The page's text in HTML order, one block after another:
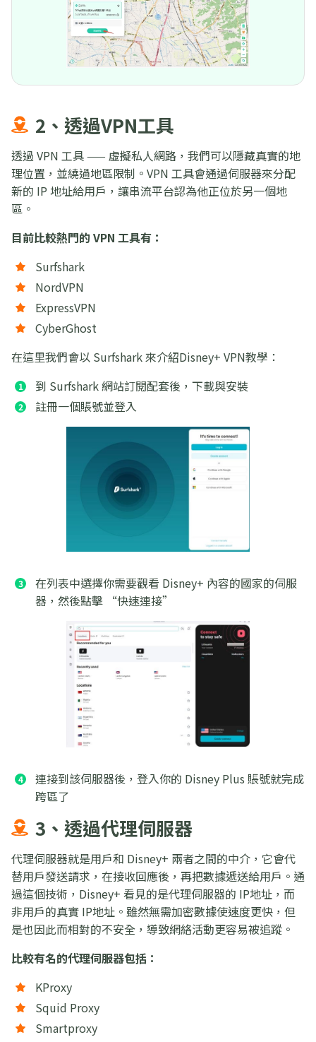
2、透過VPN工具
透過 VPN 工具 —— 虛擬私人網路，我們可以隱藏真實的地
理位置，並繞過地區限制。VPN 工具會通過伺服器來分配
新的 IP 地址給用戶，讓串流平台認為他正位於另一個地
區。
目前比較熱門的 VPN 工具有：
Surfshark
NordVPN
ExpressVPN
CyberGhost
在這里我們會以 Surfshark 來介紹Disney+ VPN教學：
到 Surfshark 網站訂閱配套後，下載與安裝
註冊一個賬號並登入
在列表中選擇你需要觀看 Disney+ 內容的國家的伺服
器，然後點擊 “快速連接”
連接到該伺服器後，登入你的 Disney Plus 賬號就完成
跨區了
3、透過代理伺服器
代理伺服器就是用戶和 Disney+ 兩者之間的中介，它會代
替用戶發送請求，在接收回應後，再把數據遞送給用戶。通
過這個技術，Disney+ 看見的是代理伺服器的 IP地址，而
非用戶的真實 IP地址。雖然無需加密數據使速度更快，但
是也因此而相對的不安全，導致網絡活動更容易被追蹤。
比較有名的代理伺服器包括：
KProxy
Squid Proxy
Smartproxy